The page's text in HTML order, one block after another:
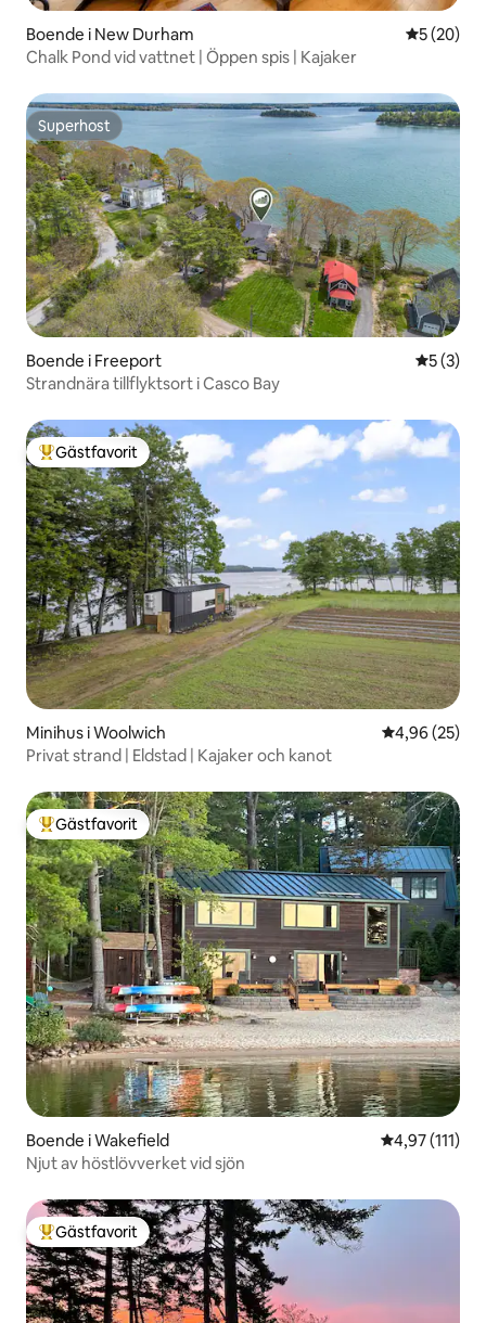
Boende i New Durham 5 av 5 i
5 (20)
Chalk Pond vid vattnet | Öppen spis | Kajaker
Superhost
Superhost
Boende i Freeport 5 av 5 i
5 (3)
Strandnära tillflyktsort i Casco Bay
Populär gästfavorit
Gästfavorit
Minihus i Woolwich 4,96 av 5 i
4,96 (25)
Privat strand | Eldstad | Kajaker och kanot
Populär gästfavorit
Gästfavorit
Boende i Wakefield 4,97 av 5 i
4,97 (111)
Njut av höstlövverket vid sjön
Populär gästfavorit
Gästfavorit